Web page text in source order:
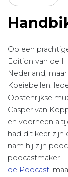
Op een
Edition van de
Nederland,
Koeiebellen,
Oostenrijkse
Casper van
en voorheen
had dit keer zijn
nam hij zijn
podcastmaker
de Podcast,